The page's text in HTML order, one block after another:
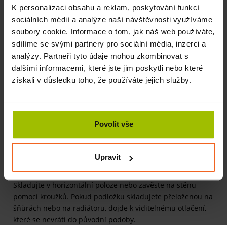
K personalizaci obsahu a reklam, poskytování funkcí
sociálních médií a analýze naší návštěvnosti využíváme
soubory cookie. Informace o tom, jak náš web používáte,
sdílíme se svými partnery pro sociální média, inzerci a
analýzy. Partneři tyto údaje mohou zkombinovat s
dalšími informacemi, které jste jim poskytli nebo které
získali v důsledku toho, že používáte jejich služby.
Povolit vše
Upravit
zajišťuje maximální hygienu a poskytuje antibakteriální
ochranu.
A když se přeci jen ušpiní? Prostě ji omyjete mýdlovou
vodou a je to.
Přidaný bonus - kroužky na zavěšení
Znáte to také – podložka je super, ale kam ji po cvičení
více...
Máme pro vás skvělé řešení – praktická oka, se kterými
cvičební podložku snadno pověsíte na stěnu. Jeden snadný
a uspořádaně.
Péče o vaši podložku na cvičení
Skladujte v horizontální poloze nebo zavěste na stěnu
pomocí kroužků. Pokud podložku skladujete přeloženou na
šňůrách nebo na radiátoru, dojde k viditelnému otlačení,
které se nevrátí do původní podoby.